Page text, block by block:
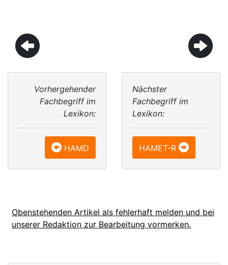
Vorhergehender
Fachbegriff im
Lexikon:
HAMD
Nächster
Fachbegriff im
Lexikon:
HAMET-R
Obenstehenden Artikel als fehlerhaft melden und bei
unserer Redaktion zur Bearbeitung vormerken.